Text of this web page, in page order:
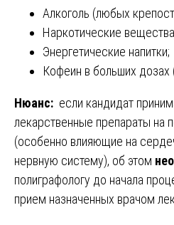
Алкоголь (любых
Наркотические
Энергетические напитки;
Кофеин в больших дозах
Нюанс: если кандидат
лекарственные препараты на
(особенно влияющие на
нервную систему), об этом
полиграфологу до начала
прием назначенных врачом